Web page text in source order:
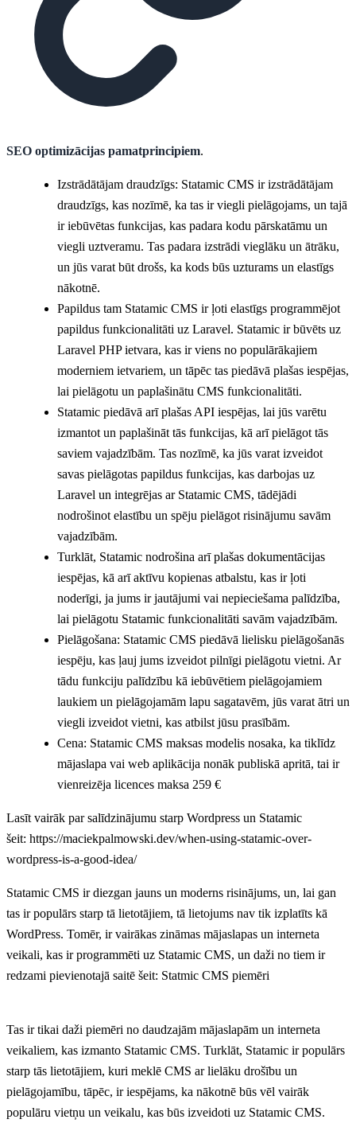
SEO optimizācijas pamatprincipiem.
Izstrādātājam draudzīgs: Statamic CMS ir izstrādātājam
draudzīgs, kas nozīmē, ka tas ir viegli pielāgojams, un tajā
ir iebūvētas funkcijas, kas padara kodu pārskatāmu un
viegli uztveramu. Tas padara izstrādi vieglāku un ātrāku,
un jūs varat būt drošs, ka kods būs uzturams un elastīgs
nākotnē.
Papildus tam Statamic CMS ir ļoti elastīgs programmējot
papildus funkcionalitāti uz Laravel. Statamic ir būvēts uz
Laravel PHP ietvara, kas ir viens no populārākajiem
moderniem ietvariem, un tāpēc tas piedāvā plašas iespējas,
lai pielāgotu un paplašinātu CMS funkcionalitāti.
Statamic piedāvā arī plašas API iespējas, lai jūs varētu
izmantot un paplašināt tās funkcijas, kā arī pielāgot tās
saviem vajadzībām. Tas nozīmē, ka jūs varat izveidot
savas pielāgotas papildus funkcijas, kas darbojas uz
Laravel un integrējas ar Statamic CMS, tādējādi
nodrošinot elastību un spēju pielāgot risinājumu savām
vajadzībām.
Turklāt, Statamic nodrošina arī plašas dokumentācijas
iespējas, kā arī aktīvu kopienas atbalstu, kas ir ļoti
noderīgi, ja jums ir jautājumi vai nepieciešama palīdzība,
lai pielāgotu Statamic funkcionalitāti savām vajadzībām.
Pielāgošana: Statamic CMS piedāvā lielisku pielāgošanās
iespēju, kas ļauj jums izveidot pilnīgi pielāgotu vietni. Ar
tādu funkciju palīdzību kā iebūvētiem pielāgojamiem
laukiem un pielāgojamām lapu sagatavēm, jūs varat ātri un
viegli izveidot vietni, kas atbilst jūsu prasībām.
Cena: Statamic CMS maksas modelis nosaka, ka tiklīdz
mājaslapa vai web aplikācija nonāk publiskā apritā, tai ir
vienreizēja licences maksa 259 €
Lasīt vairāk par salīdzinājumu starp Wordpress un Statamic
šeit: https://maciekpalmowski.dev/when-using-statamic-over-
wordpress-is-a-good-idea/
Statamic CMS ir diezgan jauns un moderns risinājums, un, lai gan
tas ir populārs starp tā lietotājiem, tā lietojums nav tik izplatīts kā
WordPress. Tomēr, ir vairākas zināmas mājaslapas un interneta
veikali, kas ir programmēti uz Statamic CMS, un daži no tiem ir
redzami pievienotajā saitē šeit: Statmic CMS piemēri
Tas ir tikai daži piemēri no daudzajām mājaslapām un interneta
veikaliem, kas izmanto Statamic CMS. Turklāt, Statamic ir populārs
starp tās lietotājiem, kuri meklē CMS ar lielāku drošību un
pielāgojamību, tāpēc, ir iespējams, ka nākotnē būs vēl vairāk
populāru vietņu un veikalu, kas būs izveidoti uz Statamic CMS.